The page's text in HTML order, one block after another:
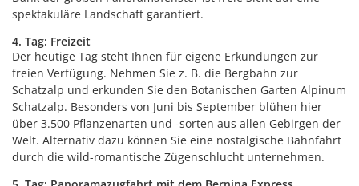
spektakuläre Landschaft garantiert.
4. Tag: Freizeit
Der heutige Tag steht Ihnen für eigene Erkundungen zur
freien Verfügung. Nehmen Sie z. B. die Bergbahn zur
Schatzalp und erkunden Sie den Botanischen Garten Alpinum
Schatzalp. Besonders von Juni bis September blühen hier
über 3.500 Pflanzenarten und -sorten aus allen Gebirgen der
Welt. Alternativ dazu können Sie eine nostalgische Bahnfahrt
durch die wild-romantische Zügenschlucht unternehmen.